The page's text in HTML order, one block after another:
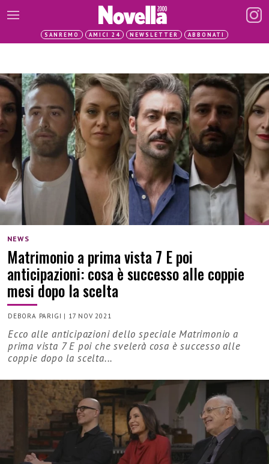
SANREMO AMICI 24 NEWSLETTER ABBONATI
NEWS
Matrimonio a prima vista 7 E poi
anticipazioni: cosa è successo alle coppie
mesi dopo la scelta
DEBORA PARIGI | 17 NOV 2021
Ecco alle anticipazioni dello speciale Matrimonio a
prima vista 7 E poi che svelerà cosa è successo alle
coppie dopo la scelta...